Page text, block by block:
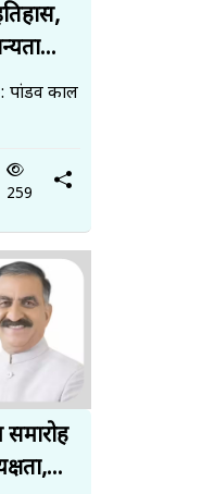
काल
259